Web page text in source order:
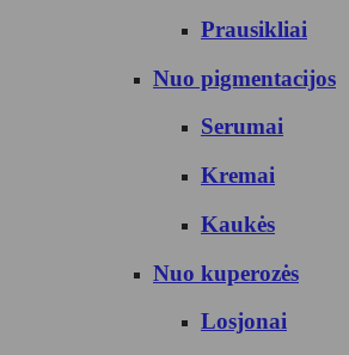
Prausikliai
Nuo pigmentacijos
Serumai
Kremai
Kaukės
Nuo kuperozės
Losjonai